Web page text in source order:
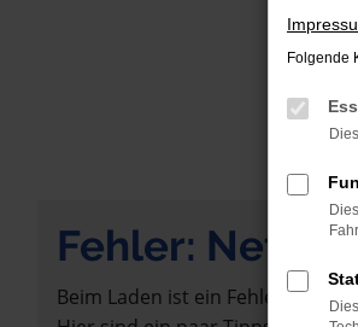
Fehler:
Beim Laden ist ein Fehler
Folgende